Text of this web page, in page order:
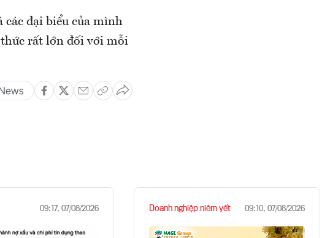
các đại biểu của mình
thức rất lớn đối với mỗi
09:17, 07/08/2026 Doanh nghiệp niêm yết 09:10, 07/08/2026